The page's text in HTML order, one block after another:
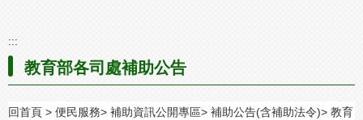
:::
教育部各司處補助公告
回首頁 便民服務 補助資訊公開專區 補助公告(含補助法令)
教育